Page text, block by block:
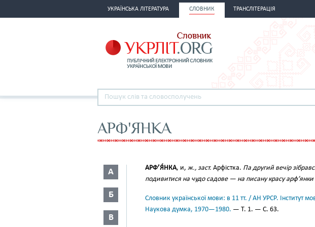
УКРАЇНСЬКА ЛІТЕРАТУРА СЛОВНИК ТРАНСЛІТЕРАЦІЯ
АРФ'ЯНКА
А
Б
В
АРФ’Я́НКА, и, ж., заст. Арфістка. Па другий вечір
подивитися на чудо садове — на писану красу арф’янки
Словник української мови: в 11 тт. / АН УРСР. Інститут
Наукова думка, 1970—1980. — Т. 1. — С. 63.